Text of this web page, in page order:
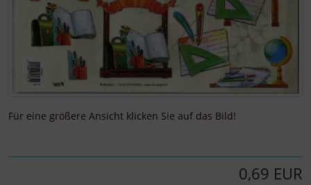
Für eine größere Ansicht klicken Sie auf das Bild!
0,69 EUR